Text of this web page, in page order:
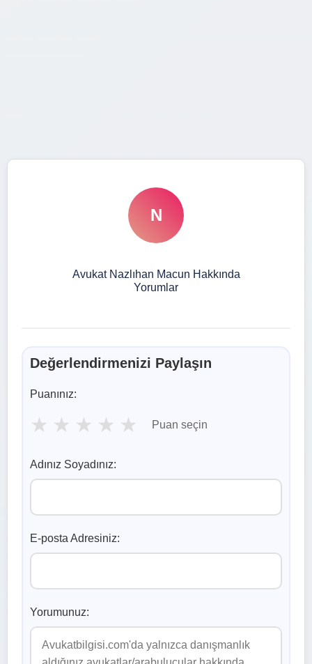
N
Avukat Nazlıhan Macun Hakkında
Yorumlar
Değerlendirmenizi Paylaşın
Puanınız:
★ ★ ★ ★ ★ Puan seçin
Adınız Soyadınız:
E-posta Adresiniz:
Yorumunuz: